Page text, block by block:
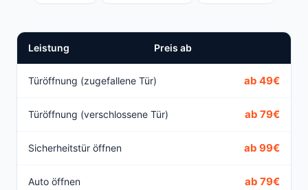
Leistung Preis ab
Türöffnung (zugefallene Tür) ab 49€
Türöffnung (verschlossene Tür) ab 79€
Sicherheitstür öffnen ab 99€
Auto öffnen ab 79€